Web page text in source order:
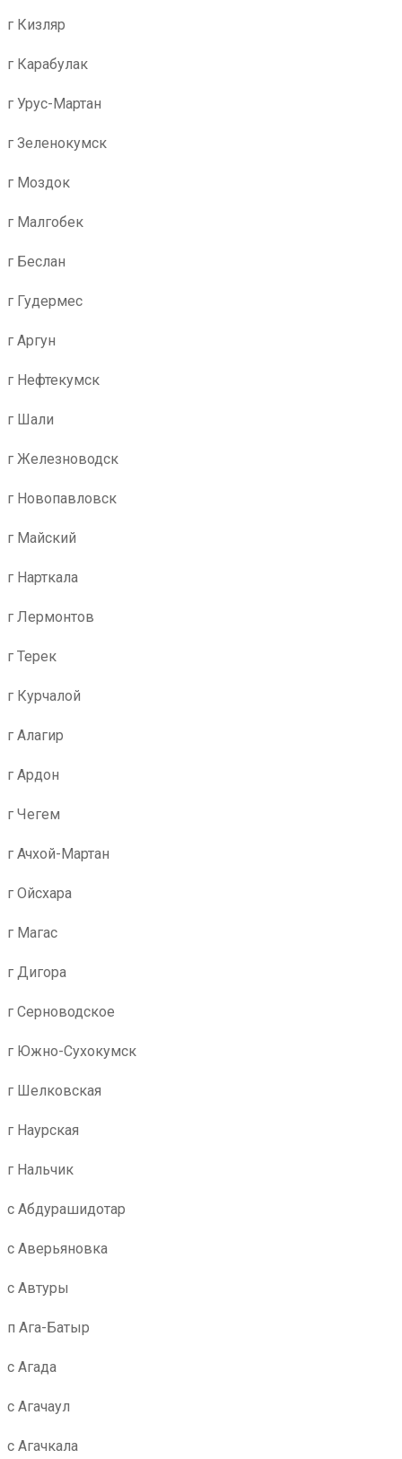
г Кизляр
г Карабулак
г Урус-Мартан
г Зеленокумск
г Моздок
г Малгобек
г Беслан
г Гудермес
г Аргун
г Нефтекумск
г Шали
г Железноводск
г Новопавловск
г Майский
г Нарткала
г Лермонтов
г Терек
г Курчалой
г Алагир
г Ардон
г Чегем
г Ачхой-Мартан
г Ойсхара
г Магас
г Дигора
г Серноводское
г Южно-Сухокумск
г Шелковская
г Наурская
г Нальчик
с Абдурашидотар
с Аверьяновка
с Автуры
п Ага-Батыр
с Агада
с Агачаул
с Агачкала